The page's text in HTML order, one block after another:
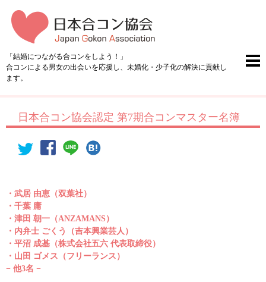
「結婚につながる合コンをしよう！」
合コンによる男女の出会いを応援し、未婚化・少子化の解決に貢献し
ます。
日本合コン協会認定 第7期合コンマスター名簿
・武居 由恵（双葉社）
・千葉 庸
・津田 朝一（ANZAMANS）
・内弁士 ごくう（吉本興業芸人）
・平沼 成基（株式会社五六 代表取締役）
・山田 ゴメス（フリーランス）
− 他3名 −